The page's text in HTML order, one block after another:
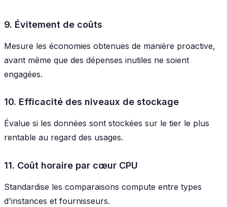
9. Évitement de coûts
Mesure les économies obtenues de manière proactive,
avant même que des dépenses inutiles ne soient
engagées.
10. Efficacité des niveaux de stockage
Évalue si les données sont stockées sur le tier le plus
rentable au regard des usages.
11. Coût horaire par cœur CPU
Standardise les comparaisons compute entre types
d'instances et fournisseurs.